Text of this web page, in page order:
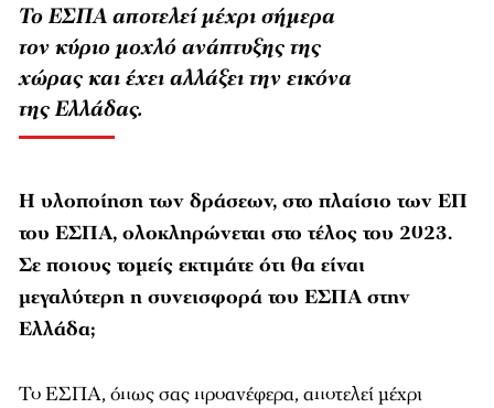
Το ΕΣΠΑ αποτελεί μέχρι σήμερα
τον κύριο μοχλό ανάπτυξης της
χώρας και έχει αλλάξει την εικόνα
της Ελλάδας.
Η υλοποίηση των δράσεων, στο πλαίσιο των ΕΠ
του ΕΣΠΑ, ολοκληρώνεται στο τέλος του 2023.
Σε ποιους τομείς εκτιμάτε ότι θα είναι
μεγαλύτερη η συνεισφορά του ΕΣΠΑ στην
Ελλάδα;
Το ΕΣΠΑ, όπως σας προανέφερα, αποτελεί μέχρι